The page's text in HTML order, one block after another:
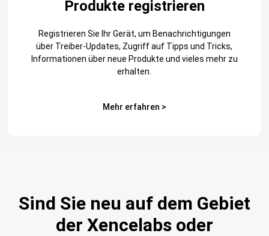
Produkte registrieren
Registrieren Sie Ihr Gerät, um Benachrichtigungen
über Treiber-Updates, Zugriff auf Tipps und Tricks,
Informationen über neue Produkte und vieles mehr zu
erhalten.
Mehr erfahren >
Sind Sie neu auf dem Gebiet
der Xencelabs oder